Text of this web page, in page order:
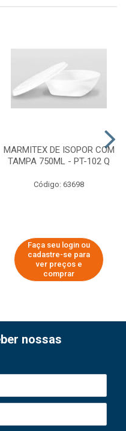
MARMITEX DE ISOPOR COM
TAMPA 750ML - PT-102 Q
Código: 63698
Faça seu login ou
cadastre-se para
ver preços e
comprar
nossas